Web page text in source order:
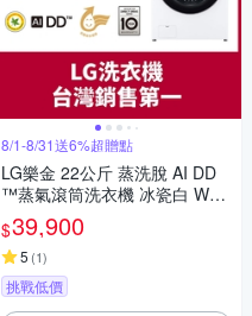
8/1-8/31送6%超贈點
LG樂金 22公斤 蒸洗脫 AI DD
™蒸氣滾筒洗衣機 冰瓷白 WD-
S22FW
$39,900
5 (1)
挑戰低價